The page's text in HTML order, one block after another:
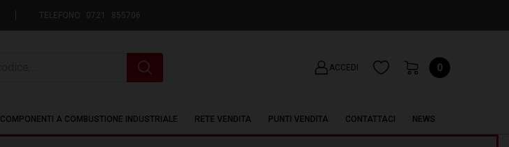
TELEFONO 0721 855706
ACCEDI 0
COMPONENTI A COMBUSTIONE INDUSTRIALE RETE VENDITA PUNTI VENDITA CONTATTACI NEWS